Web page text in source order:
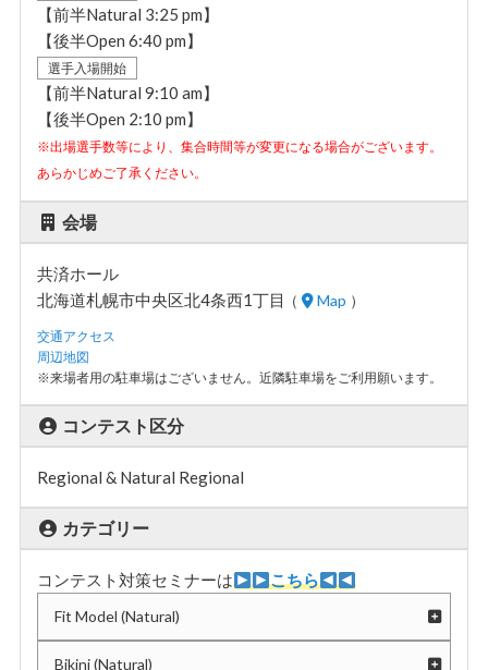
オフィシャルカラーリングサロンの利用が必須です。
（コンテスト詳細ページ内にオフィシャルカラーリン
グサロンへのリンクバナーが表示されます）
カラーリング施術した場合は、カラーリング証明書の
提出が必須です。
指定業者以外でのカラーリングは禁止です。
ら会場入りしてください。
を主成分とする商品も禁止）。
ニング代を請求する可能性があります）。
コンテスト当日の注意事項
ない場合があります）。
ゼッケンバッジ配布や測定等の選手受付は開催日当日
の朝に実施します。
ゴミの各自持ち帰りをお願いします。
会場内は全面禁煙です。
【前半Natural 3:25 pm】
【後半Open 6:40 pm】
選手入場開始
【前半Natural 9:10 am】
【後半Open 2:10 pm】
※出場選手数等により、集合時間等が変更になる場合がございます。
あらかじめご了承ください。
会場
共済ホール
北海道札幌市中央区北4条西1丁目 （ Map ）
交通アクセス
周辺地図
※来場者用の駐車場はございません。近隣駐車場をご利用願います。
コンテスト区分
Regional & Natural Regional
カテゴリー
コンテスト対策セミナーは こちら
Fit Model (Natural)
Bikini (Natural)